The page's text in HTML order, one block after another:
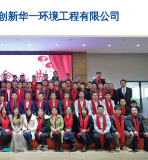
新华一环境工程有限公司